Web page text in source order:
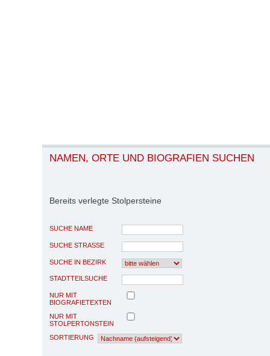
NAMEN, ORTE UND BIOGRAFIEN SUCHEN
Bereits verlegte Stolpersteine
SUCHE NAME
SUCHE STRASSE
SUCHE IN BEZIRK
STADTTEILSUCHE
NUR MIT
BIOGRAFIETEXTEN
NUR MIT
STOLPERTONSTEIN
SORTIERUNG